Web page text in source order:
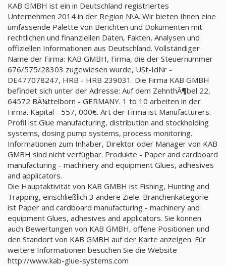
KAB GMBH ist ein in Deutschland registriertes
Unternehmen 2014 in der Region N\A. Wir bieten Ihnen eine
umfassende Palette von Berichten und Dokumenten mit
rechtlichen und finanziellen Daten, Fakten, Analysen und
offiziellen Informationen aus Deutschland. Vollständiger
Name der Firma: KAB GMBH, Firma, die der Steuernummer
676/575/28303 zugewiesen wurde, USt-IdNr -
DE477078247, HRB - HRB 239031. Die Firma KAB GMBH
befindet sich unter der Adresse: Auf dem ZehnthÃ¶bel 22,
64572 BÃ¼ttelborn - GERMANY. 1 to 10 arbeiten in der
Firma. Kapital - 557, 000€. Art der Firma ist Manufacturers.
Profil ist Glue manufacturing, distribution and stockholding
systems, dosing pump systems, process monitoring.
Informationen zum Inhaber, Direktor oder Manager von KAB
GMBH sind nicht verfügbar. Produkte - Paper and cardboard
manufacturing - machinery and equipment Glues, adhesives
and applicators.
Die Hauptaktivität von KAB GMBH ist Fishing, Hunting and
Trapping, einschließlich 3 andere Ziele. Branchenkategorie
ist Paper and cardboard manufacturing - machinery and
equipment Glues, adhesives and applicators. Sie können
auch Bewertungen von KAB GMBH, offene Positionen und
den Standort von KAB GMBH auf der Karte anzeigen. Für
weitere Informationen besuchen Sie die Website
http://www.kab-glue-systems.com